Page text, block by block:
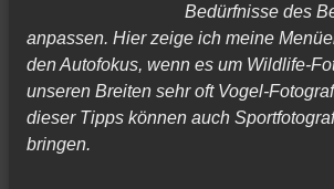
Bedürfnisse des
anpassen. Hier zeige ich meine
den Autofokus, wenn es um Wildlife-
unseren Breiten sehr oft Vogel-
dieser Tipps können auch
bringen.